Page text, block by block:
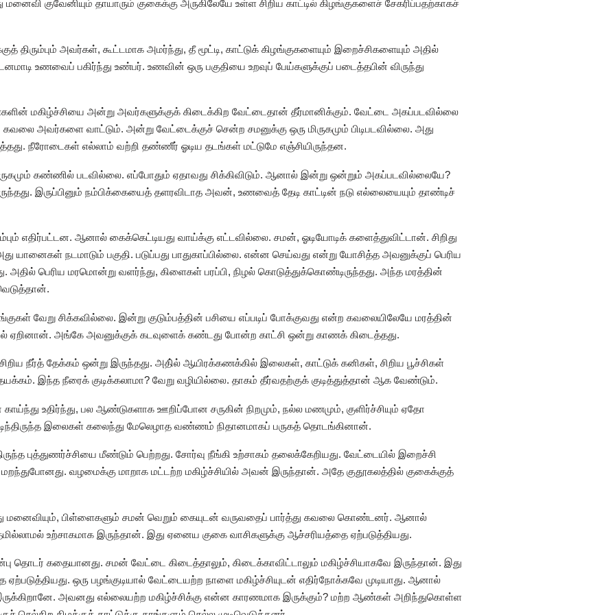
குவேனியும் தாயாரும் குகைக்கு அருகிலேயே உள்ள சிறிய காட்டில் கிழங்குகளைச் சேகரிப்பதற்காகச்
திரும்பும் அவர்கள், கூட்டமாக அமர்ந்து, தீ மூட்டி, காட்டுக் கிழங்குகளையும் இறைச்சிகளையும் அதில்
உணவைப் பகிர்ந்து உண்பர். உணவின் ஒரு பகுதியை உறவுப் பேய்களுக்குப் படைத்தபின் விருந்து
மகிழ்ச்சியை அன்று அவர்களுக்குக் கிடைக்கிற வேட்டைதான் தீர்மானிக்கும். வேட்டை அகப்படவில்லை
கவலை அவர்களை வாட்டும். அன்று வேட்டைக்குச் சென்ற சமனுக்கு ஒரு மிருகமும் பிடிபடவில்லை. அது
நீரோடைகள் எல்லாம் வற்றி தண்ணீர் ஓடிய தடங்கள் மட்டுமே எஞ்சியிருந்தன.
கண்ணில் படவில்லை. எப்போதும் ஏதாவது சிக்கிவிடும். ஆனால் இன்று ஒன்றும் அகப்படவில்லையே?
இருப்பினும் நம்பிக்கையைத் தளரவிடாத அவன், உணவைத் தேடி காட்டின் நடு எல்லையையும் தாண்டிச்
எதிர்பட்டன. ஆனால் கைக்கெட்டியது வாய்க்கு எட்டவில்லை. சமன், ஓடியோடிக் களைத்துவிட்டான். சிறிது
நடமாடும் பகுதி. படுப்பது பாதுகாப்பில்லை. என்ன செய்வது என்று யோசித்த அவனுக்குப் பெரிய
பெரிய மரமொன்று வளர்ந்து, கிளைகள் பரப்பி, நிழல் கொடுத்துக்கொண்டிருந்தது. அந்த மரத்தின்
வேறு சிக்கவில்லை. இன்று குடும்பத்தின் பசியை எப்படிப் போக்குவது என்ற கவலையிலேயே மரத்தின்
ஏறினான். அங்கே அவனுக்குக் கடவுளைக் கண்டது போன்ற காட்சி ஒன்று காணக் கிடைத்தது.
நீர்த் தேக்கம் ஒன்று இருந்தது. அதி்ல் ஆயிரக்கணக்கில் இலைகள், காட்டுக் கனிகள், சிறிய பூச்சிகள்
தயக்கம். இந்த நீரைக் குடிக்கலாமா? வேறு வழியில்லை. தாகம் தீர்வதற்குக் குடித்துத்தான் ஆக வேண்டும்.
உதிர்ந்து, பல ஆண்டுகளாக ஊறிப்போன சருகின் நிறமும், நல்ல மணமும், குளிர்ச்சியும் ஏதோ
இலைகள் கலைந்து மேலெழாத வண்ணம் நிதானமாகப் பருகத் தொடங்கினான்.
புத்துணர்ச்சியை மீண்டும் பெற்றது. சோர்வு நீங்கி உற்சாகம் தலைக்கேறியது. வேட்டையில் இறைச்சி
வழமைக்கு மாறாக மட்டற்ற மகிழ்ச்சியில் அவன் இருந்தான். அதே குதூகலத்தில் குகைக்குத்
மனைவியும், பிள்ளைகளும் சமன் வெறும் கையுடன் வருவதைப் பார்த்து கவலை கொண்டனர். ஆனால்
உற்சாகமாக இருந்தான். இது ஏனைய குகை வாசிகளுக்கு ஆச்சரியத்தை ஏற்படுத்தியது.
தொடர் கதையானது. சமன் வேட்டை கிடைத்தாலும், கிடைக்காவிட்டாலும் மகிழ்ச்சியாகவே இருந்தான். இது
ஏற்படுத்தியது. ஒரு பழங்குடியால் வேட்டையற்ற நாளை மகிழ்ச்சியுடன் எதிர்நோக்கவே முடியாது. ஆனால்
அவனது எல்லையற்ற மகிழ்ச்சிக்கு என்ன காரணமாக இருக்கும்? மற்ற ஆண்கள் அறிந்துகொள்ள